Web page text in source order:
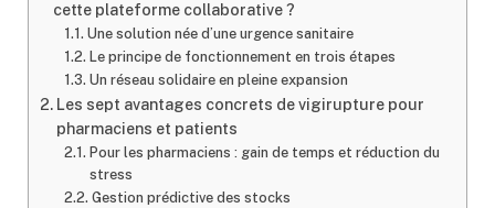
cette plateforme collaborative ?
Une solution née d’une urgence sanitaire
Le principe de fonctionnement en trois étapes
Un réseau solidaire en pleine expansion
Les sept avantages concrets de vigirupture pour
pharmaciens et patients
Pour les pharmaciens : gain de temps et réduction du
stress
Gestion prédictive des stocks